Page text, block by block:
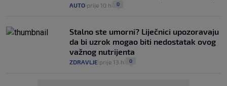
AUTO prije 10 h 0
Stalno ste umorni? Liječnici upozoravaju
da bi uzrok mogao biti nedostatak ovog
važnog nutrijenta
ZDRAVLJE prije 13 h 0